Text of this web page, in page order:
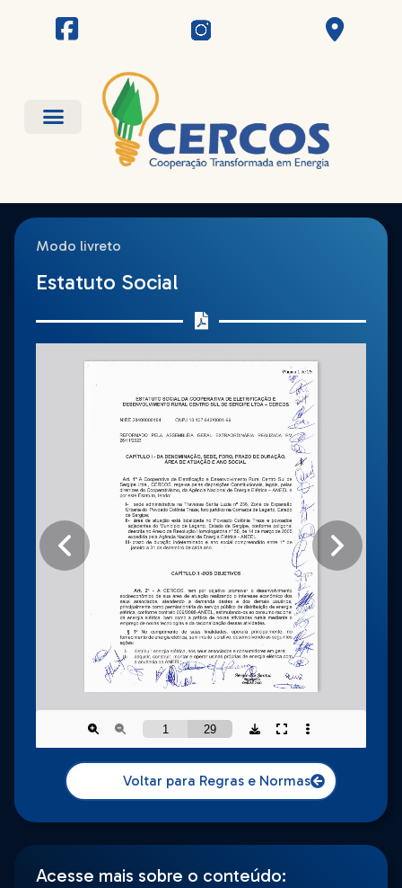
Modo livreto
Estatuto Social
Voltar para Regras e Normas
Acesse mais sobre o conteúdo: